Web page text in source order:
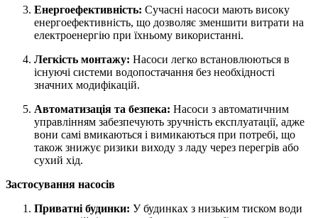
Енергоефективність: Сучасні насоси мають високу
енергоефективність, що дозволяє зменшити витрати на
електроенергію при їхньому використанні.
Легкість монтажу: Насоси легко встановлюються в
існуючі системи водопостачання без необхідності
значних модифікацій.
Автоматизація та безпека: Насоси з автоматичним
управлінням забезпечують зручність експлуатації, адже
вони самі вмикаються і вимикаються при потребі, що
також знижує ризики виходу з ладу через перегрів або
сухий хід.
Застосування насосів
Приватні будинки: У будинках з низьким тиском води